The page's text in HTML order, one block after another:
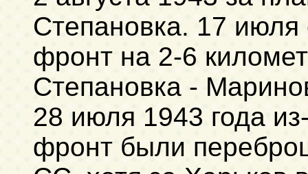
Степановка. 17 июля
фронт на 2-6
Степановка -
28 июля 1943 года
фронт были